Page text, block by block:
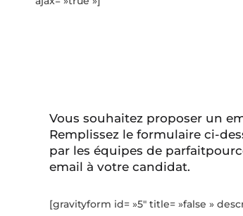
Vous souhaitez proposer un
Remplissez le formulaire ci-
par les équipes de
email à votre candidat.
[gravityform id= »5″ title= »false »